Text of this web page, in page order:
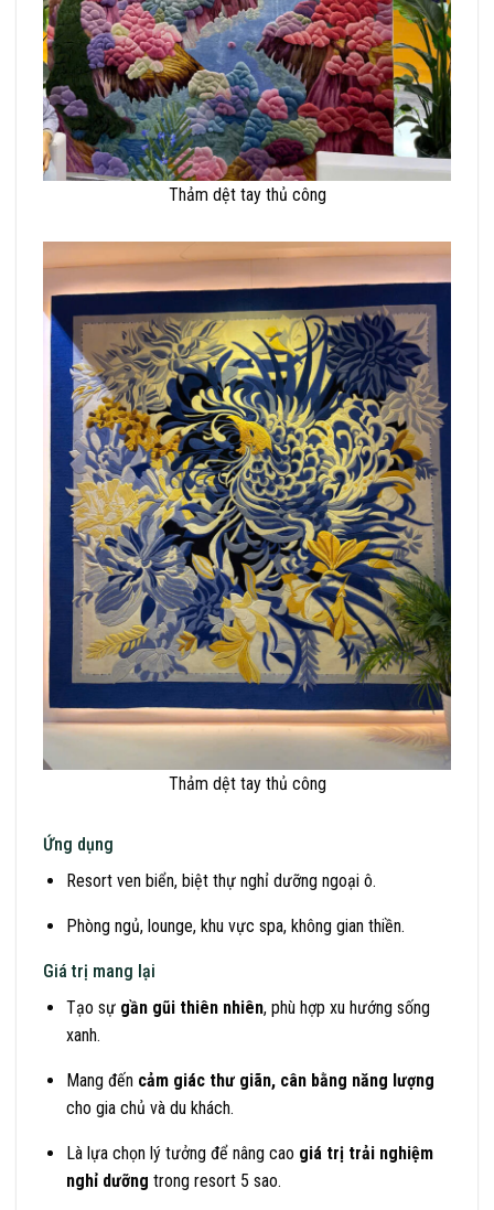
Thảm dệt tay thủ công
Thảm dệt tay thủ công
Ứng dụng
Resort ven biển, biệt thự nghỉ dưỡng ngoại ô.
Phòng ngủ, lounge, khu vực spa, không gian thiền.
Giá trị mang lại
Tạo sự gần gũi thiên nhiên, phù hợp xu hướng sống
xanh.
Mang đến cảm giác thư giãn, cân bằng năng lượng
cho gia chủ và du khách.
Là lựa chọn lý tưởng để nâng cao giá trị trải nghiệm
nghỉ dưỡng trong resort 5 sao.